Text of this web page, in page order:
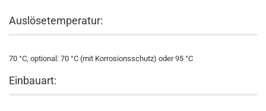
Auslösetemperatur:
70 °C, optional: 70 °C (mit Korrosionsschutz) oder 95 °C
Einbauart: